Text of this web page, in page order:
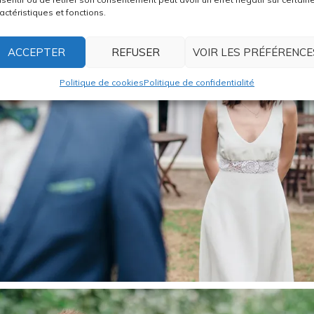
et fonctions.
ACCEPTER REFUSER VOIR LES
Politique de cookiesPolitique de confidentialité